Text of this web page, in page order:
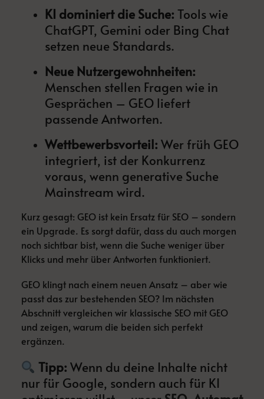
KI dominiert die Suche: Tools wie
ChatGPT, Gemini oder Bing Chat
setzen neue Standards.
Neue Nutzergewohnheiten:
Menschen stellen Fragen wie in
Gesprächen – GEO liefert
passende Antworten.
Wettbewerbsvorteil: Wer früh GEO
integriert, ist der Konkurrenz
voraus, wenn generative Suche
Mainstream wird.
Kurz gesagt: GEO ist kein Ersatz für SEO – sondern
ein Upgrade. Es sorgt dafür, dass du auch morgen
noch sichtbar bist, wenn die Suche weniger über
Klicks und mehr über Antworten funktioniert.
GEO klingt nach einem neuen Ansatz – aber wie
passt das zur bestehenden SEO? Im nächsten
Abschnitt vergleichen wir klassische SEO mit GEO
und zeigen, warum die beiden sich perfekt
ergänzen.
Tipp: Wenn du deine Inhalte nicht
nur für Google, sondern auch für KI